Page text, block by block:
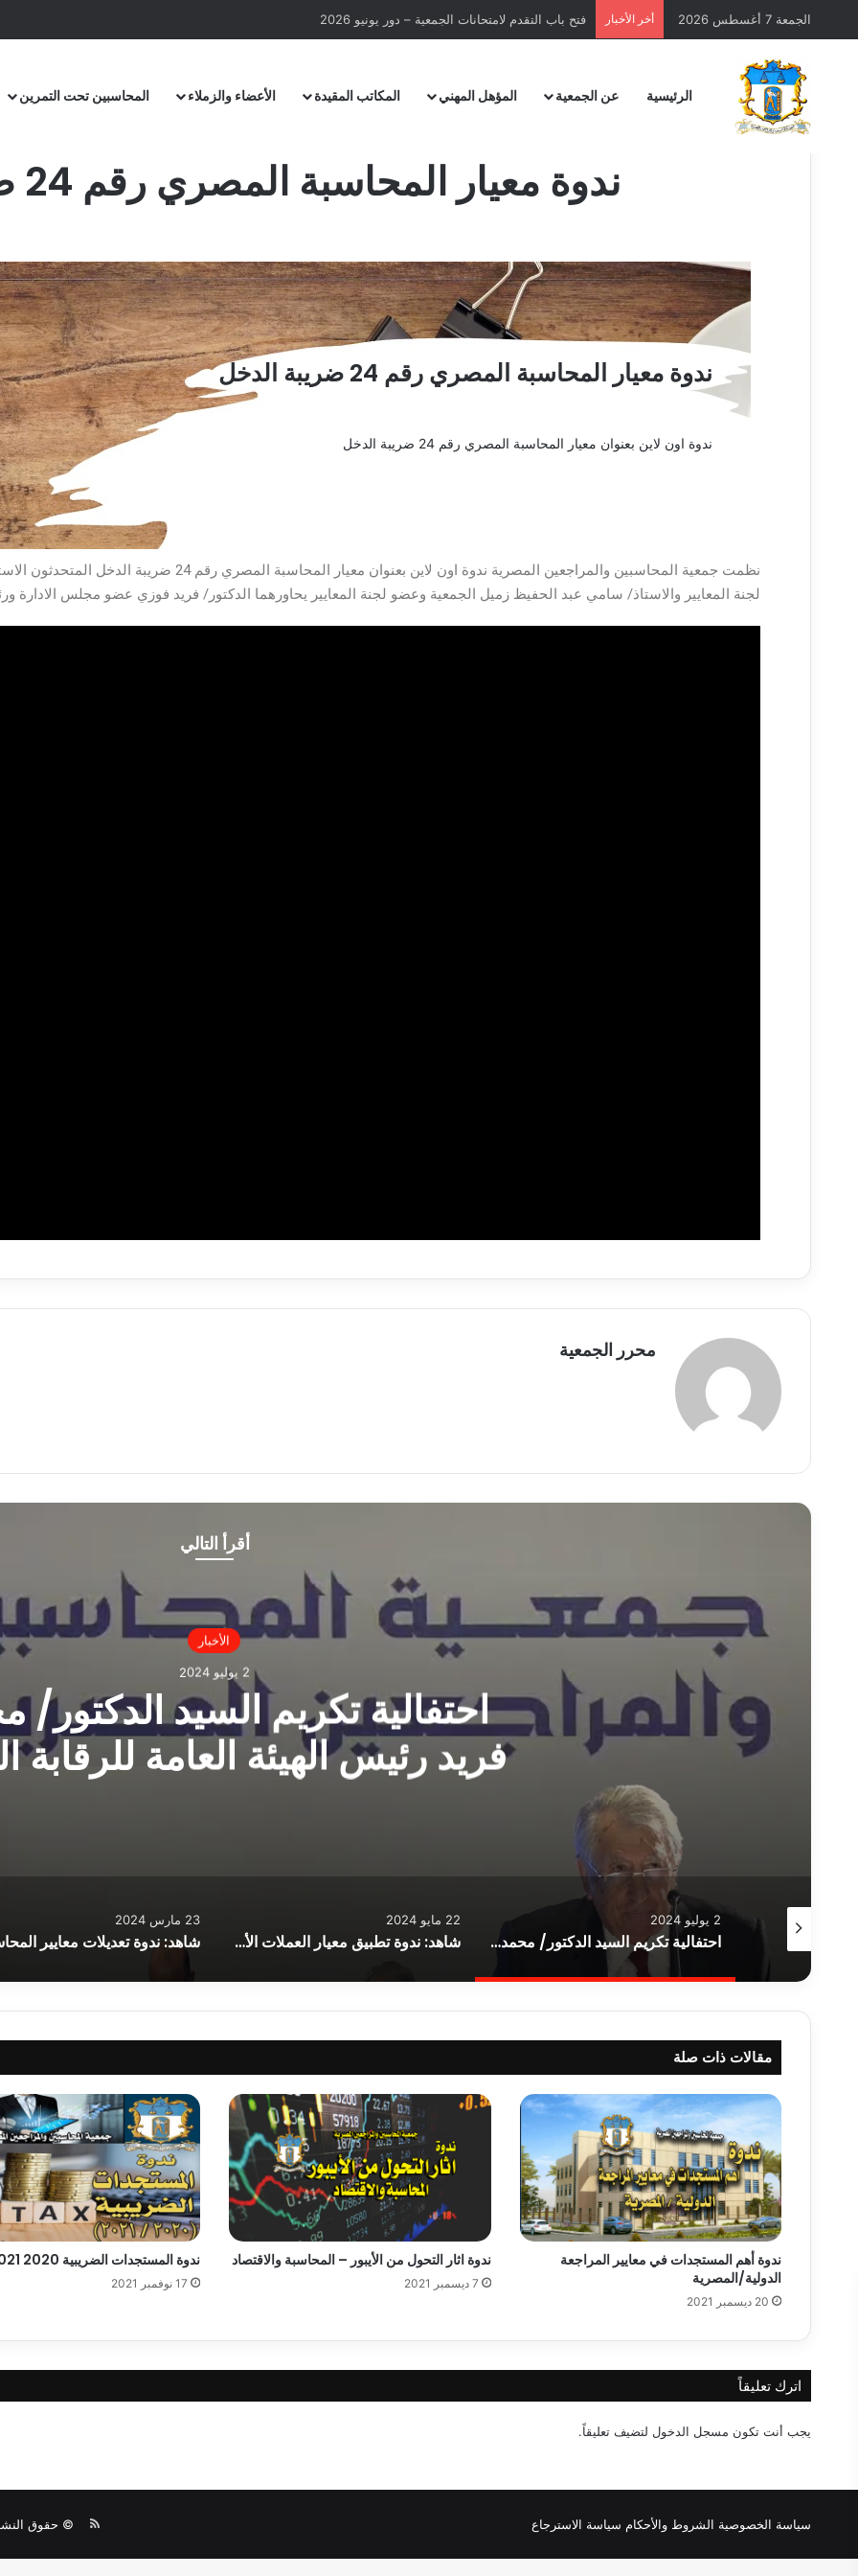
الجمعة 7 أغسطس 2026 أخر الأخبار
رمضان كريم – تهنئة خاصة بحلول شهر رمضان المبارك
الرئيسية عن الجمعية المؤهل المهني المكاتب المقيدة الأعضاء والزملاء المحاسبين تحت التمرين
ندوة معيار المحاسبة المصري رقم 24 ضريبة الدخل
ندوة معيار المحاسبة المصري رقم 24 ضريبة الدخل
ندوة اون لاين بعنوان معيار المحاسبة المصري رقم 24 ضريبة الدخل
نظمت جمعية المحاسبين والمراجعين المصرية ندوة اون لاين
لجنة المعايير والاستاذ/ سامي عبد الحفيظ زميل الجمعية وعضو لجنة المعايير يحاورهما الدكتور/ فريد فوزي عضو مجلس الادارة
محرر الجمعية
أقرأ التالي
الأخبار
2 يوليو 2024
احتفالية تكريم السيد الدكتور/
فريد رئيس الهيئة العامة للرقابة
2 يوليو 2024
احتفالية تكريم السيد الدكتور/ محمد فريد رئيس الهيئة العامة للرقابة المالية
22 مايو 2024
شاهد: ندوة تطبيق معيار العملات الأجنبية الجديد من 1 يناير 2024
23 مارس 2024
مقالات ذات صلة
ندوة أهم المستجدات في معايير المراجعة
الدولية/المصرية
20 ديسمبر 2021
ندوة اثار التحول من الأيبور – المحاسبة والاقتصاد
7 ديسمبر 2021
ندوة المستجدات الضريبية 2020 2021
17 نوفمبر 2021
اترك تعليقاً
يجب أنت تكون مسجل الدخول لتضيف تعليقاً.
سياسة الخصوصية الشروط والأحكام سياسة الاسترجاع © حقوق النشر 2026، جميع الحقوق